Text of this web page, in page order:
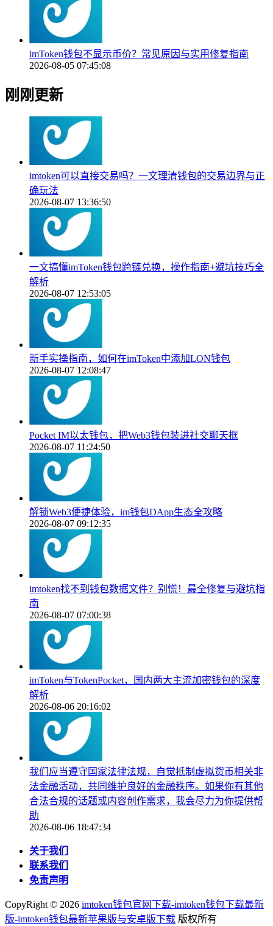
imToken钱包不显示币价？常见原因与实用修复指南
2026-08-05 07:45:08
刚刚更新
imtoken可以直接交易吗？一文理清钱包的交易边界与正
确玩法
2026-08-07 13:36:50
一文搞懂imToken钱包跨链兑换，操作指南+避坑技巧全
解析
2026-08-07 12:53:05
新手实操指南，如何在imToken中添加LON钱包
2026-08-07 12:08:47
Pocket IM以太钱包，把Web3钱包装进社交聊天框
2026-08-07 11:24:50
解锁Web3便捷体验，im钱包DApp生态全攻略
2026-08-07 09:12:35
imtoken找不到钱包数据文件？别慌！最全修复与避坑指
南
2026-08-07 07:00:38
imToken与TokenPocket，国内两大主流加密钱包的深度
解析
2026-08-06 20:16:02
我们应当遵守国家法律法规，自觉抵制虚拟货币相关非
法金融活动，共同维护良好的金融秩序。如果你有其他
合法合规的话题或内容创作需求，我会尽力为你提供帮
助
2026-08-06 18:47:34
关于我们
联系我们
免责声明
CopyRight © 2026 imtoken钱包官网下载-imtoken钱包下载最新
版-imtoken钱包最新苹果版与安卓版下载 版权所有